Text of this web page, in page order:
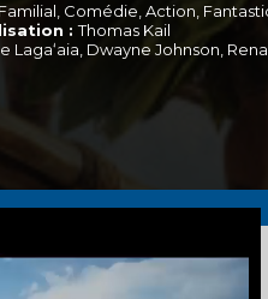
Comédie, Action,
:Thomas Kail
Lagaʻaia, Dwayne Johnson,